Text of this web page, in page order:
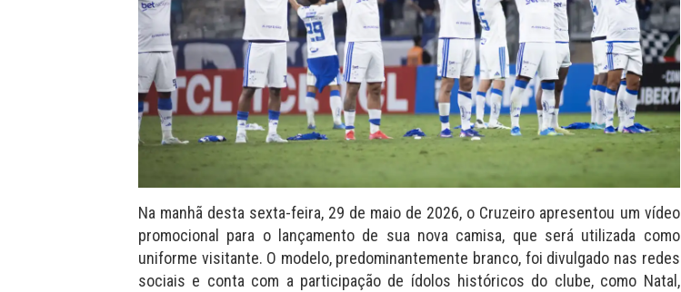
Na manhã desta sexta-feira, 29 de maio de 2026, o Cruzeiro apresentou um vídeo
promocional para o lançamento de sua nova camisa, que será utilizada como
uniforme visitante. O modelo, predominantemente branco, foi divulgado nas redes
sociais e conta com a participação de ídolos históricos do clube, como Natal,